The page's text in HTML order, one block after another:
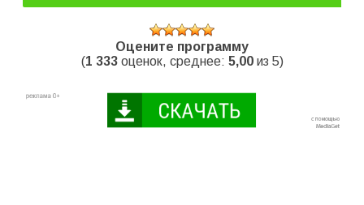
Оцените программу
(1 333оценок, среднее: 5,00из 5)